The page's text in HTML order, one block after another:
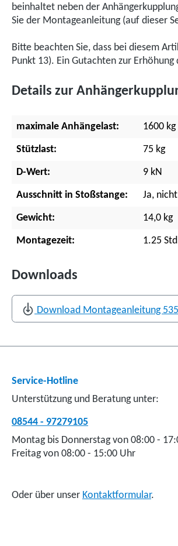
beinhaltet neben der
Sie der Montageanleitung (auf dieser
Bitte beachten Sie, dass bei diesem
Punkt 13). Ein Gutachten zur
Details zur
maximale Anhängelast: 1600 kg
Stützlast: 75 kg
D-Wert: 9 kN
Ausschnitt in Stoßstange: Ja,
Gewicht: 14,0 kg
Montagezeit: 1.25
Downloads
Download Montageanleitung
Service-Hotline
Unterstützung und Beratung unter:
08544 - 97279105
Montag bis Donnerstag von 08:00 -
Freitag von 08:00 - 15:00 Uhr
Oder über unser Kontaktformular.